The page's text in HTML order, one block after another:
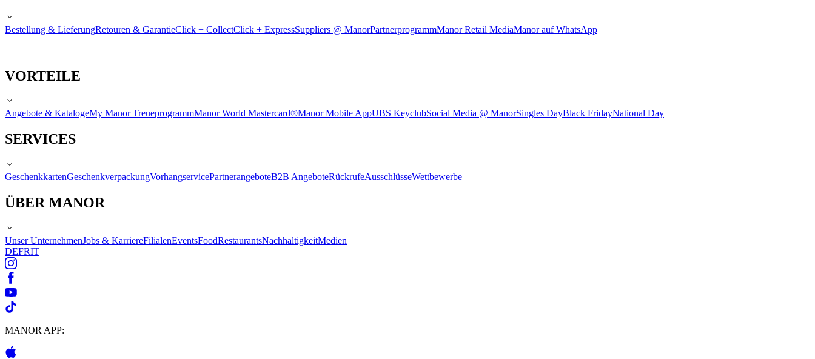
Bestellung & LieferungRetouren & GarantieClick + CollectClick + ExpressSuppliers @ ManorPartnerprogrammManor Retail MediaManor auf WhatsApp
VORTEILE
Angebote & KatalogeMy Manor TreueprogrammManor World Mastercard®Manor Mobile AppUBS KeyclubSocial Media @ ManorSingles DayBlack FridayNational Day
SERVICES
GeschenkkartenGeschenkverpackungVorhangservicePartnerangeboteB2B AngeboteRückrufeAusschlüsseWettbewerbe
ÜBER MANOR
Unser UnternehmenJobs & KarriereFilialenEventsFoodRestaurantsNachhaltigkeitMedien
DEFRIT
MANOR APP: